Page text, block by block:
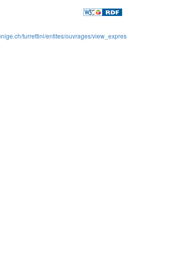
turrettini/entites/ouvrages/view_expres